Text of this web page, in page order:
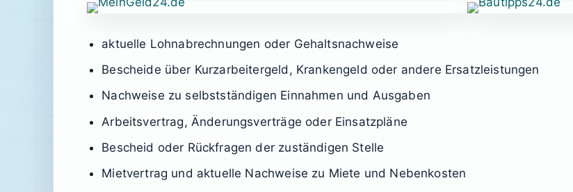
aktuelle Lohnabrechnungen oder Gehaltsnachweise
Bescheide über Kurzarbeitergeld, Krankengeld oder andere Ersatzleistungen
Nachweise zu selbstständigen Einnahmen und Ausgaben
Arbeitsvertrag, Änderungsverträge oder Einsatzpläne
Bescheid oder Rückfragen der zuständigen Stelle
Mietvertrag und aktuelle Nachweise zu Miete und Nebenkosten